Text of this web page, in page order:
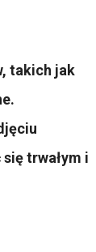
takich jak
trwałym i